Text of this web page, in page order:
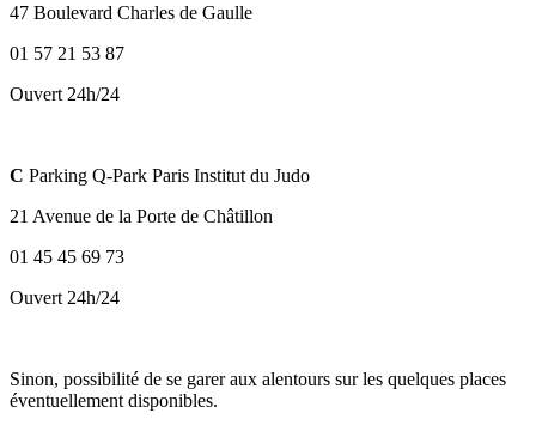
47 Boulevard Charles de Gaulle
01 57 21 53 87
Ouvert 24h/24
C Parking Q-Park Paris Institut du Judo
21 Avenue de la Porte de Châtillon
01 45 45 69 73
Ouvert 24h/24
Sinon, possibilité de se garer aux alentours sur les quelques places
éventuellement disponibles.